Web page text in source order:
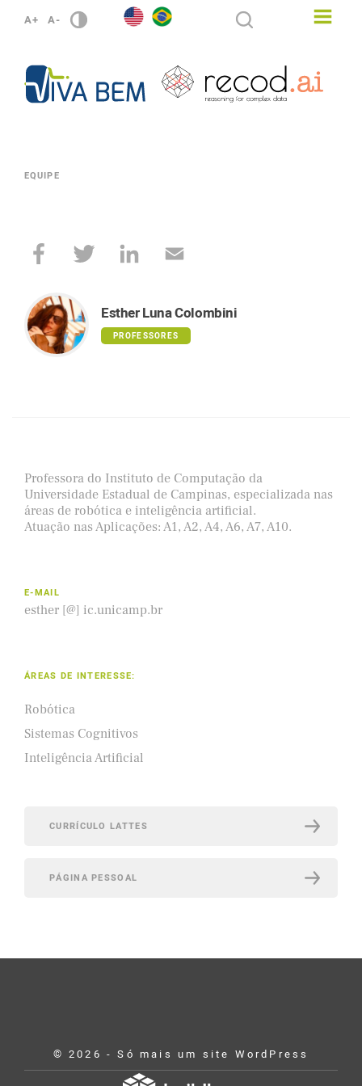
A+ A-
EQUIPE
Esther Luna Colombini
PROFESSORES
Professora do Instituto de Computação da
Universidade Estadual de Campinas, especializada nas
áreas de robótica e inteligência artificial.
Atuação nas Aplicações: A1, A2, A4, A6, A7, A10.
E-MAIL
esther [@] ic.unicamp.br
ÁREAS DE INTERESSE:
Robótica
Sistemas Cognitivos
Inteligência Artificial
CURRÍCULO LATTES
PÁGINA PESSOAL
© 2026 - Só mais um site WordPress